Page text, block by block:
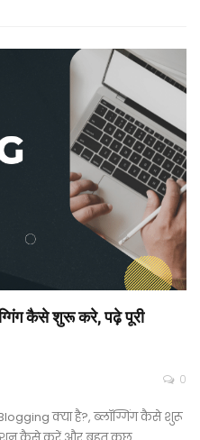
कैसे शुरू करे, पढ़े पूरी
0
क्या है?, ब्लॉग्गिंग कैसे शुरू